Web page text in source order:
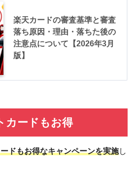
楽天カードの審査基準と審査
落ち原因・理由・落ちた後の
注意点について【2026年3月
版】
カードもお得
ドもお得なキャンペーンを実施し